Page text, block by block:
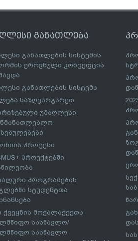
განათლება
განათლების სისტემის
ეროვნული კონცეფცია
განათლების სისტემა
საზღვარგარეთ
უმაღლესი
პროცესი
პროექტებში
პროგრამების
სტუდენტთა
ქვეყნის მოქალაქეეთა
სასწავლო/
სასწავლო